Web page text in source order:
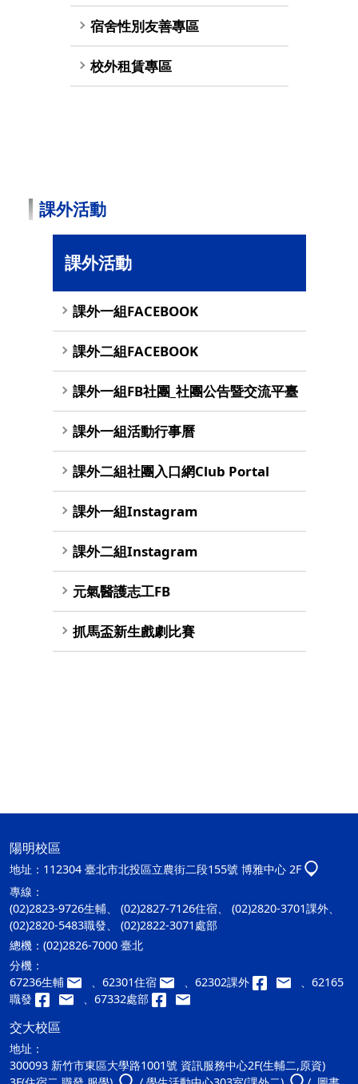
宿舍性別友善專區
校外租賃專區
課外活動
課外活動
課外一組FACEBOOK
課外二組FACEBOOK
課外一組FB社團_社團公告暨交流平臺
課外一組活動行事曆
課外二組社團入口網Club Portal
課外一組Instagram
課外二組Instagram
元氣醫護志工FB
抓馬盃新生戲劇比賽
陽明校區
地址： 112304 臺北市北投區立農街二段155號 博雅中心 2F
專線：
(02)2823-9726生輔、 (02)2827-7126住宿、 (02)2820-3701課外、
(02)2820-5483職發、 (02)2822-3071處部
總機： (02)2826-7000 臺北
分機：
67236生輔
、62301住宿 、62302課外
、62165
職發
、67332處部
交大校區
地址：
300093 新竹市東區大學路1001號 資訊服務中心2F(生輔二,原資)